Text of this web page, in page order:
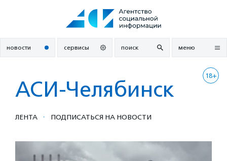
новости сервисы поиск меню
18+
АСИ-Челябинск
ЛЕНТА · ПОДПИСАТЬСЯ НА НОВОСТИ